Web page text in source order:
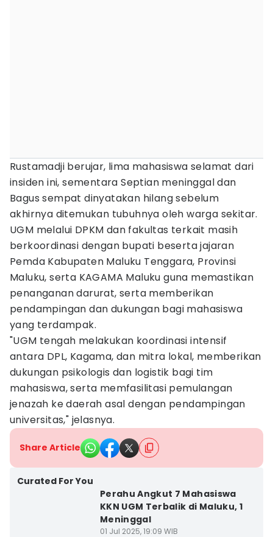
Rustamadji berujar, lima mahasiswa selamat dari
insiden ini, sementara Septian meninggal dan
Bagus sempat dinyatakan hilang sebelum
akhirnya ditemukan tubuhnya oleh warga sekitar.
UGM melalui DPKM dan fakultas terkait masih
berkoordinasi dengan bupati beserta jajaran
Pemda Kabupaten Maluku Tenggara, Provinsi
Maluku, serta KAGAMA Maluku guna memastikan
penanganan darurat, serta memberikan
pendampingan dan dukungan bagi mahasiswa
yang terdampak.
"UGM tengah melakukan koordinasi intensif
antara DPL, Kagama, dan mitra lokal, memberikan
dukungan psikologis dan logistik bagi tim
mahasiswa, serta memfasilitasi pemulangan
jenazah ke daerah asal dengan pendampingan
universitas," jelasnya.
Share Article
Curated For You
Perahu Angkut 7 Mahasiswa
KKN UGM Terbalik di Maluku, 1
Meninggal
01 Jul 2025, 19:09 WIB